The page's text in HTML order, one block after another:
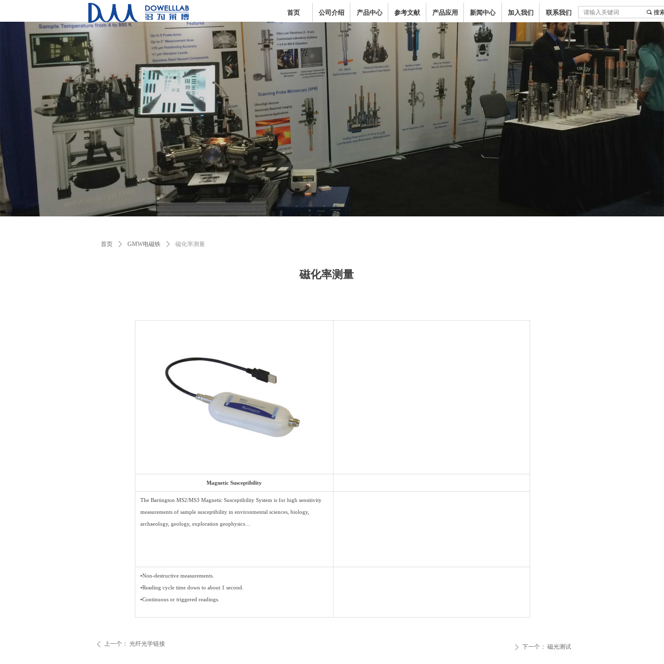
首页 公司介绍 产品中心 参考文献 产品应用 新闻中心 加入我们 联系我们 끠 搜
首页 ꄲ GMW电磁铁 ꄲ 磁化率测量
磁化率测量
ꄴ 上一个： 光纤光学链接 ꄲ 下一个： 磁光测试
Magnetic Susceptibility
The Bartington MS2/MS3 Magnetic Susceptibility System is for high sensitivity
measurements of sample susceptibility in environmental sciences, biology,
archaeology, geology, exploration geophysics…
•Non-destructive measurements.
•Reading cycle time down to about 1 second.
•Continuous or triggered readings.